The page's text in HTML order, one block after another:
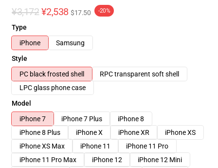
¥3,172 ¥2,538 $17.50 -20%
Type
iPhone
Samsung
Style
PC black frosted shell
RPC transparent soft shell
LPC glass phone case
Model
iPhone 7
iPhone 7 Plus
iPhone 8
iPhone 8 Plus
iPhone X iPhone XR
iPhone XS
iPhone XS Max
iPhone 11
iPhone 11 Pro
iPhone 11 Pro Max
iPhone 12
iPhone 12 Mini